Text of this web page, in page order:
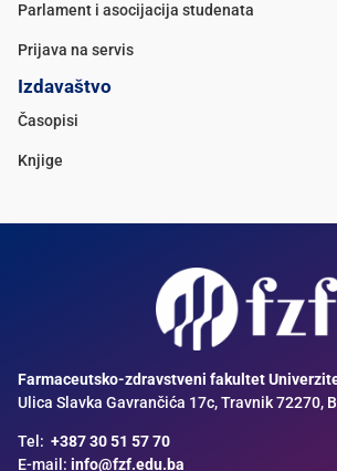
Parlament i asocijacija studenata
Prijava na servis
Izdavaštvo
Časopisi
Knjige
Farmaceutsko-zdravstveni fakultet
Ulica Slavka Gavrančića 17c, Travnik 72270,
Tel: +387 30 51 57 70
E-mail: info@fzf.edu.ba